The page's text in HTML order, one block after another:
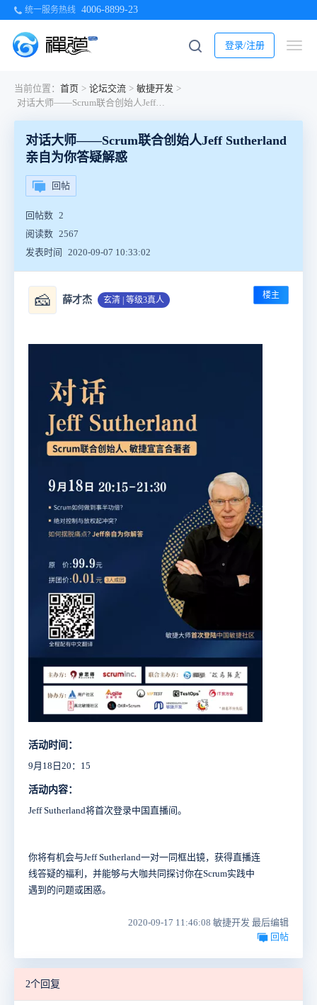
统一服务热线 4006-8899-23
登录/注册
当前位置： 首页 > 论坛交流 > 敏捷开发 >
对话大师——Scrum联合创始人Jeff Sutherland亲自为你答疑解惑
对话大师——Scrum联合创始人Jeff Sutherland
亲自为你答疑解惑
回帖
回帖数 2
阅读数 2567
发表时间
2020-09-07 10:33:02
🧀 薛才杰 玄清 | 等级3真人 楼主
活动时间：
9月18日20：15
活动内容：
Jeff Sutherland将首次登录中国直播间。
你将有机会与Jeff Sutherland一对一同框出镜，获得直播连
线答疑的福利，并能够与大咖共同探讨你在Scrum实践中
遇到的问题或困惑。
2020-09-17 11:46:08 敏捷开发 最后编辑
回帖
2个回复